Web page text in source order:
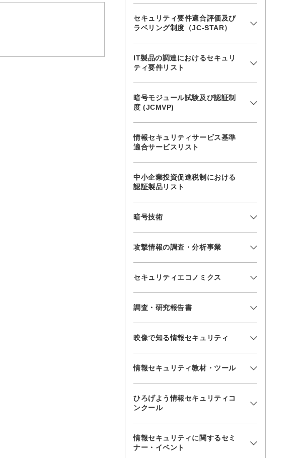
セキュリティ要件適合評価及び
ラベリング制度（JC-STAR）
IT製品の調達におけるセキュリ
ティ要件リスト
暗号モジュール試験及び認証制
度 (JCMVP)
情報セキュリティサービス基準
適合サービスリスト
中小企業投資促進税制における
認証製品リスト
暗号技術
攻撃情報の調査・分析事業
セキュリティエコノミクス
調査・研究報告書
映像で知る情報セキュリティ
情報セキュリティ教材・ツール
ひろげよう情報セキュリティコ
ンクール
情報セキュリティに関するセミ
ナー・イベント